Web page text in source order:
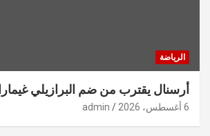
الرياضة
أرسنال يقترب من ضم البرازيلي
6 أغسطس، 2026 admin